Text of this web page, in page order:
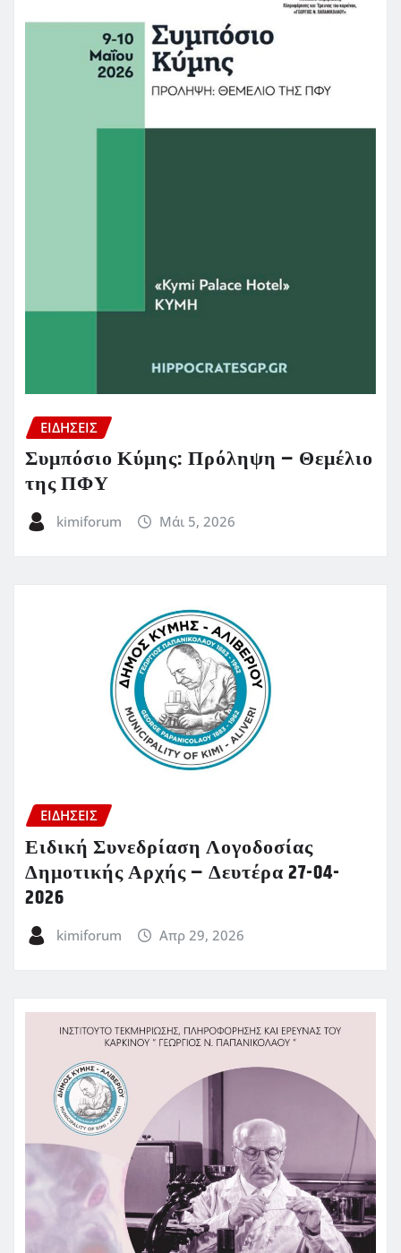
ΕΙΔΗΣΕΙΣ
Συμπόσιο Κύμης: Πρόληψη – Θεμέλιο
της ΠΦΥ
kimiforum Μάι 5, 2026
ΕΙΔΗΣΕΙΣ
Ειδική Συνεδρίαση Λογοδοσίας
Δημοτικής Αρχής – Δευτέρα 27-04-
2026
kimiforum Απρ 29, 2026